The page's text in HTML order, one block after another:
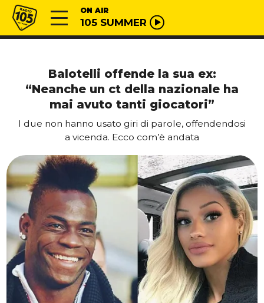
Vai al contenuto
Radio 105 ON AIR
105 SUMMER
Balotelli offende la sua ex:
“Neanche un ct della nazionale ha
mai avuto tanti giocatori”
I due non hanno usato giri di parole, offendendosi
a vicenda. Ecco com’è andata